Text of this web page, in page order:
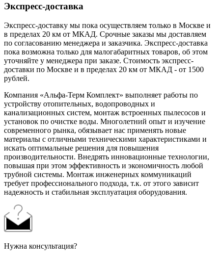
Экспресс-доставка
Экспресс-доставку мы пока осуществляем только в Москве и
в пределах 20 км от МКАД. Срочные заказы мы доставляем
по согласованию менеджера и заказчика. Экспресс-доставка
пока возможна только для малогабаритных товаров, об этом
уточняйте у менеджера при заказе. Стоимость экспресс-
доставки по Москве и в пределах 20 км от МКАД - от 1500
рублей.
Компания «Альфа-Терм Комплект» выполняет работы по
устройству отопительных, водопроводных и
канализационных систем, монтаж встроенных пылесосов и
установок по очистке воды. Многолетний опыт и изучение
современного рынка, обязывает нас применять новые
материалы с отличными техническими характеристиками и
искать оптимальные решения для повышения
производительности. Внедрять инновационные технологии,
повышая при этом эффективность и экономичность любой
трубной системы. Монтаж инженерных коммуникаций
требует профессионального подхода, т.к. от этого зависит
надежность и стабильная эксплуатация оборудования.
Нужна консультация?